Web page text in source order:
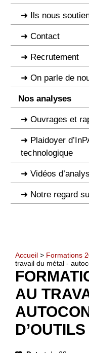
Ils nous
Contact
Recrutement
On parle de
Nos analyses
Ouvrages et
Plaidoyer
technologique
Vidéos
Notre regard
Accueil > Formations
travail du métal -
AU